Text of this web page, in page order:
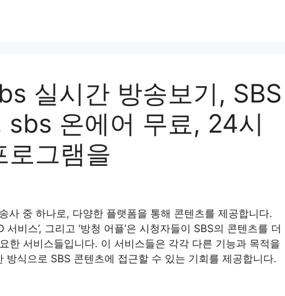
실시간 방송보기, SBS
sbs 온에어 무료, 24시
로그램을
사 중 하나로, 다양한 플랫폼을 통해 콘텐츠를 제공합니다.
서비스’, 그리고 ‘방청 어플’은 시청자들이 SBS의 콘텐츠를 더
한 서비스들입니다. 이 서비스들은 각각 다른 기능과 목적을
방식으로 SBS 콘텐츠에 접근할 수 있는 기회를 제공합니다.